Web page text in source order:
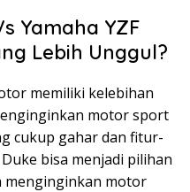
Yamaha YZF
Lebih Unggul?
memiliki kelebihan
motor sport
cukup gahar dan fitur-
bisa menjadi pilihan
menginginkan motor